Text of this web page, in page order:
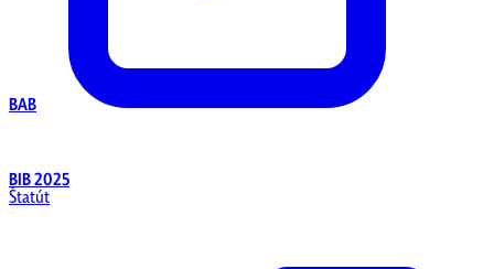
BIB 2025
Štatút
BAB